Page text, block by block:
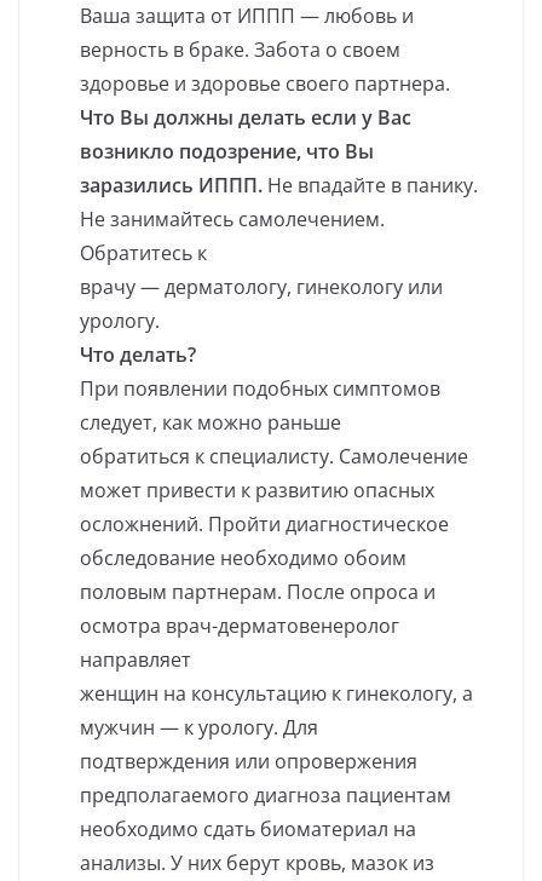
Ваша защита от ИППП — любовь и
верность в браке. Забота о своем
здоровье и здоровье своего партнера.
Что Вы должны делать если у Вас
возникло подозрение, что Вы
заразились ИППП. Не впадайте в панику.
Не занимайтесь самолечением.
Обратитесь к
врачу — дерматологу, гинекологу или
урологу.
Что делать?
При появлении подобных симптомов
следует, как можно раньше
обратиться к специалисту. Самолечение
может привести к развитию опасных
осложнений. Пройти диагностическое
обследование необходимо обоим
половым партнерам. После опроса и
осмотра врач-дерматовенеролог
направляет
женщин на консультацию к гинекологу, а
мужчин — к урологу. Для
подтверждения или опровержения
предполагаемого диагноза пациентам
необходимо сдать биоматериал на
анализы. У них берут кровь, мазок из